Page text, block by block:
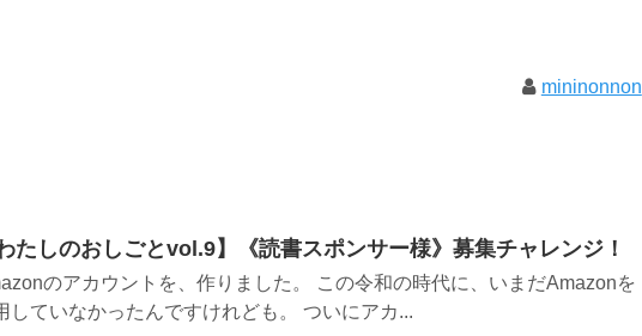
mininonnon
わたしのおしごとvol.9】《読書スポンサー様》募集チャレンジ！
のアカウントを、作りました。 この令和の時代に、いまだAmazonを
していなかったんですけれども。 ついにアカ...